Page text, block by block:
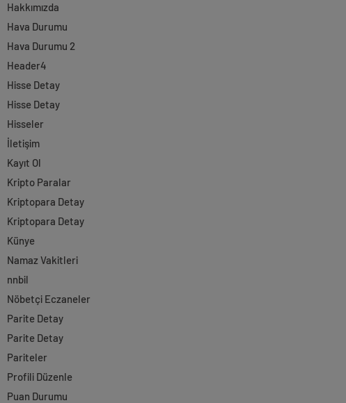
Hakkımızda
Hava Durumu
Hava Durumu 2
Header4
Hisse Detay
Hisse Detay
Hisseler
İletişim
Kayıt Ol
Kripto Paralar
Kriptopara Detay
Kriptopara Detay
Künye
Namaz Vakitleri
nnbil
Nöbetçi Eczaneler
Parite Detay
Parite Detay
Pariteler
Profili Düzenle
Puan Durumu